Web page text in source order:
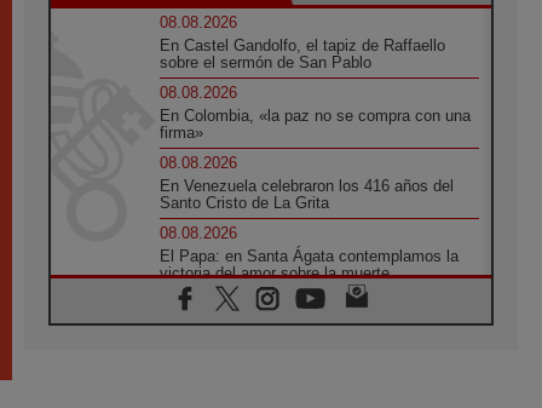
08.08.2026
En Castel Gandolfo, el tapiz de Raffaello
sobre el sermón de San Pablo
08.08.2026
En Colombia, «la paz no se compra con una
firma»
08.08.2026
En Venezuela celebraron los 416 años del
Santo Cristo de La Grita
08.08.2026
El Papa: en Santa Ágata contemplamos la
victoria del amor sobre la muerte
08.08.2026
León XIV visitará el Santuario de la Madre